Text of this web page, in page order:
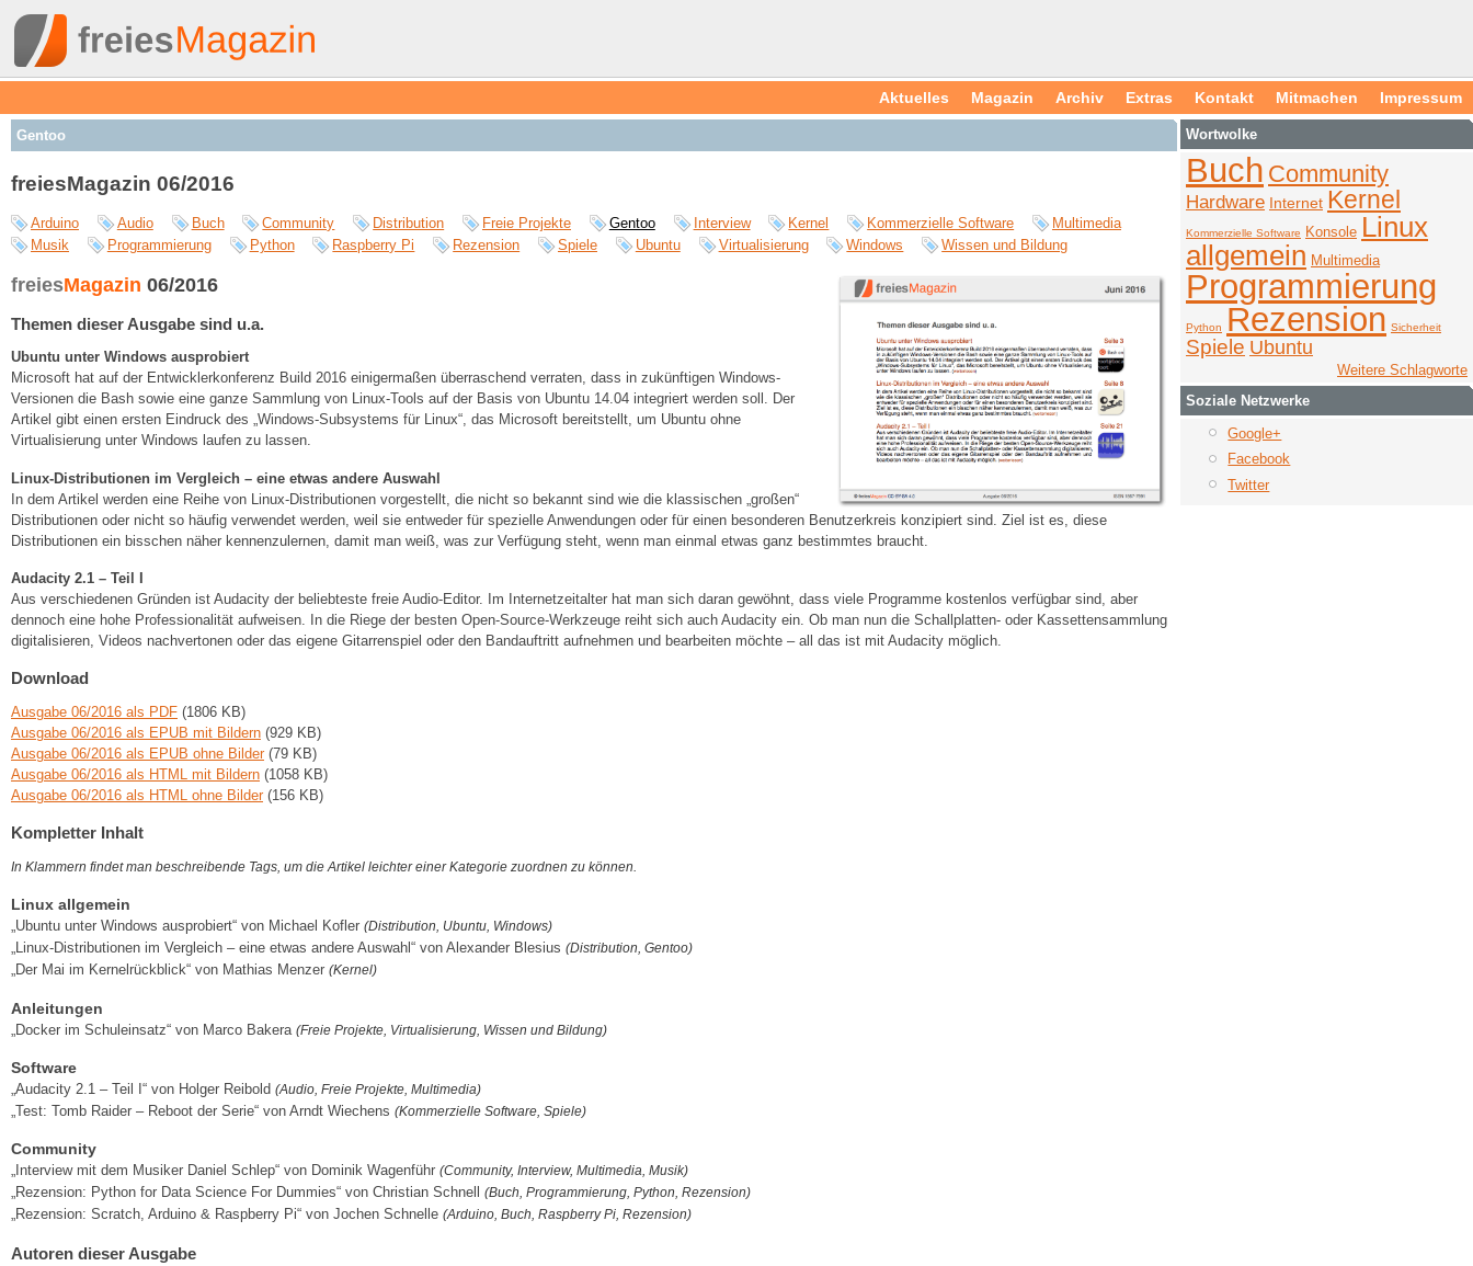
Aktuelles Magazin Archiv Extras Kontakt Mitmachen Impressum
Gentoo
freiesMagazin 06/2016
Arduino Audio Buch Community Distribution Freie Projekte Gentoo Interview Kernel Kommerzielle Software
Multimedia
Musik
Programmierung Python Raspberry Pi Rezension Spiele Ubuntu Virtualisierung Windows Wissen und Bildung
freiesMagazin 06/2016
Themen dieser Ausgabe sind u.a.
Ubuntu unter Windows ausprobiert
Microsoft hat auf der Entwicklerkonferenz Build 2016 einigermaßen überraschend verraten, dass in zukünftigen Windows-
Versionen die Bash sowie eine ganze Sammlung von Linux-Tools auf der Basis von Ubuntu 14.04 integriert werden soll. Der
Artikel gibt einen ersten Eindruck des „Windows-Subsystems für Linux“, das Microsoft bereitstellt, um Ubuntu ohne
Virtualisierung unter Windows laufen zu lassen.
Linux-Distributionen im Vergleich – eine etwas andere Auswahl
In dem Artikel werden eine Reihe von Linux-Distributionen vorgestellt, die nicht so bekannt sind wie die klassischen „großen“
Distributionen oder nicht so häufig verwendet werden, weil sie entweder für spezielle Anwendungen oder für einen besonderen Benutzerkreis konzipiert sind. Ziel ist es, diese
Distributionen ein bisschen näher kennenzulernen, damit man weiß, was zur Verfügung steht, wenn man einmal etwas ganz bestimmtes braucht.
Audacity 2.1 – Teil I
Aus verschiedenen Gründen ist Audacity der beliebteste freie Audio-Editor. Im Internetzeitalter hat man sich daran gewöhnt, dass viele Programme kostenlos verfügbar sind, aber
dennoch eine hohe Professionalität aufweisen. In die Riege der besten Open-Source-Werkzeuge reiht sich auch Audacity ein. Ob man nun die Schallplatten- oder Kassettensammlung
digitalisieren, Videos nachvertonen oder das eigene Gitarrenspiel oder den Bandauftritt aufnehmen und bearbeiten möchte – all das ist mit Audacity möglich.
Download
Ausgabe 06/2016 als PDF (1806 KB)
Ausgabe 06/2016 als EPUB mit Bildern (929 KB)
Ausgabe 06/2016 als EPUB ohne Bilder(79 KB)
Ausgabe 06/2016 als HTML mit Bildern (1058 KB)
Ausgabe 06/2016 als HTML ohne Bilder(156 KB)
Kompletter Inhalt
In Klammern findet man beschreibende Tags, um die Artikel leichter einer Kategorie zuordnen zu können.
Linux allgemein
„Ubuntu unter Windows ausprobiert“ von Michael Kofler (Distribution, Ubuntu, Windows)
„Linux-Distributionen im Vergleich – eine etwas andere Auswahl“ von Alexander Blesius (Distribution, Gentoo)
„Der Mai im Kernelrückblick“ von Mathias Menzer (Kernel)
Anleitungen
„Docker im Schuleinsatz“ von Marco Bakera (Freie Projekte, Virtualisierung, Wissen und Bildung)
Software
„Audacity 2.1 – Teil I“ von Holger Reibold (Audio, Freie Projekte, Multimedia)
„Test: Tomb Raider – Reboot der Serie“ von Arndt Wiechens (Kommerzielle Software, Spiele)
Community
„Interview mit dem Musiker Daniel Schlep“ von Dominik Wagenführ (Community, Interview, Multimedia, Musik)
„Rezension: Python for Data Science For Dummies“ von Christian Schnell (Buch, Programmierung, Python, Rezension)
„Rezension: Scratch, Arduino & Raspberry Pi“ von Jochen Schnelle (Arduino, Buch, Raspberry Pi, Rezension)
Autoren dieser Ausgabe
Wortwolke
Buch Community
Hardware Internet Kernel
Kommerzielle Software Konsole Linux
allgemein Multimedia
Programmierung
Python Rezension Sicherheit
Spiele Ubuntu
Weitere Schlagworte
Soziale Netzwerke
Google+
Facebook
Twitter